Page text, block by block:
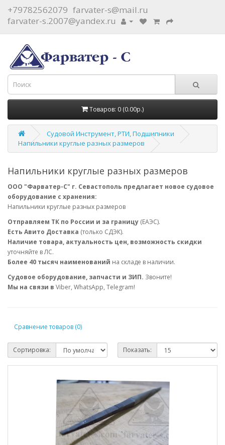
+79782562079 farvater-s@mail.ru
farvater-s.2007@yandex.ru
Товаров: 0 (0.00р.)
Судовой Инструмент, РТИ, Подшипники
Напильники круглые разных размеров
Напильники круглые разных размеров
ООО "Фарватер-С" г. Севастополь предлагает новое судовое
оборудование с хранения:
Напильники круглые разных размеров
Отправляем ТК по России и за границу (ЕАЭС).
Есть Авито Доставка (только СДЭК).
Наличие товара, актуальность цен, возможность скидки
уточняйте в ЛС.
Более 40 тысяч наименований на складе в наличии.
Судовое оборудование, запчасти и ЗИП. Звоните!
Мы на связи в Viber, WhatsApp, Telegram!
Сравнение товаров (0)
Сортировка: Показать: